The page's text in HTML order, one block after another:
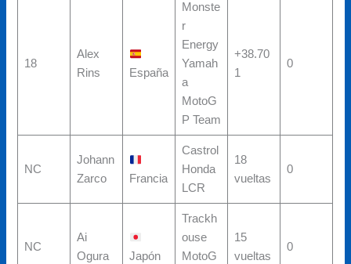
18
Alex
Rins
España
Monste
r
Energy
Yamah
a
MotoG
P Team
+38.70
1
0
NC
Johann
Zarco
Francia
Castrol
Honda
LCR
18
vueltas
0
NC
Ai
Ogura
Japón
Trackh
ouse
MotoG
15
vueltas
0